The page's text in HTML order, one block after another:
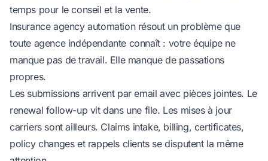
temps pour le conseil et la vente.
Insurance agency automation résout un problème que
toute agence indépendante connaît : votre équipe ne
manque pas de travail. Elle manque de passations
propres.
Les submissions arrivent par email avec pièces jointes. Le
renewal follow-up vit dans une file. Les mises à jour
carriers sont ailleurs. Claims intake, billing, certificates,
policy changes et rappels clients se disputent la même